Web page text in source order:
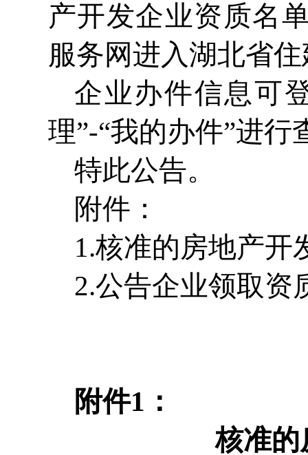
产开发企业资质名
服务网进入湖北省
企业办件信息可
理”-“我的办件”进行
特此公告。
附件：
1.核准的房地产开
2.公告企业领取资
附件1：
核准的